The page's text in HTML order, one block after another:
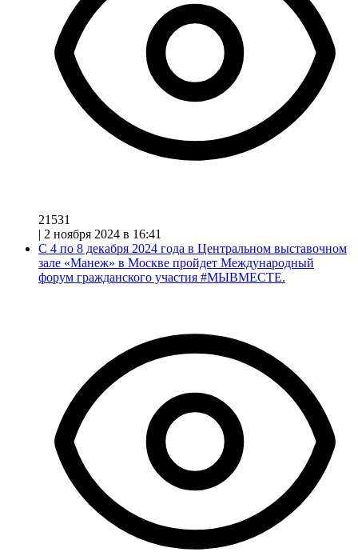
21531
| 2 ноября 2024 в 16:41
С 4 по 8 декабря 2024 года в Центральном выставочном
зале «Манеж» в Москве пройдет Международный
форум гражданского участия #МЫВМЕСТЕ.